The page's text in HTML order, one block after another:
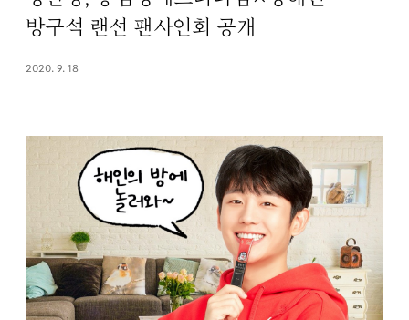
방구석 랜선 팬사인회 공개
2020. 9. 18